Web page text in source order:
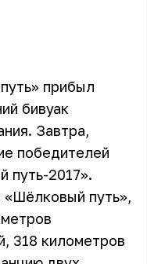
прибыл
бивуак
Завтра,
победителей
путь-2017».
«Шёлковый путь»,
318 километров